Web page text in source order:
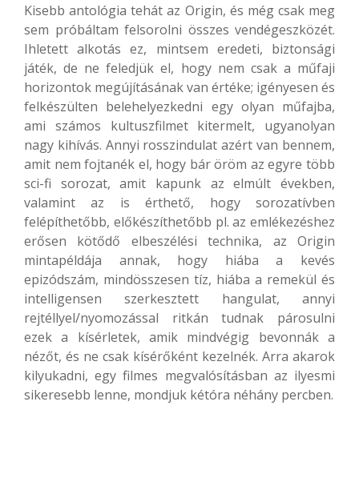
Kisebb antológia tehát az Origin, és még csak meg
sem próbáltam felsorolni összes vendégeszközét.
Ihletett alkotás ez, mintsem eredeti, biztonsági
játék, de ne feledjük el, hogy nem csak a műfaji
horizontok megújításának van értéke; igényesen és
felkészülten belehelyezkedni egy olyan műfajba,
ami számos kultuszfilmet kitermelt, ugyanolyan
nagy kihívás. Annyi rosszindulat azért van bennem,
amit nem fojtanék el, hogy bár öröm az egyre több
sci-fi sorozat, amit kapunk az elmúlt években,
valamint az is érthető, hogy sorozatívben
felépíthetőbb, előkészíthetőbb pl. az emlékezéshez
erősen kötődő elbeszélési technika, az Origin
mintapéldája annak, hogy hiába a kevés
epizódszám, mindösszesen tíz, hiába a remekül és
intelligensen szerkesztett hangulat, annyi
rejtéllyel/nyomozással ritkán tudnak párosulni
ezek a kísérletek, amik mindvégig bevonnák a
nézőt, és ne csak kísérőként kezelnék. Arra akarok
kilyukadni, egy filmes megvalósításban az ilyesmi
sikeresebb lenne, mondjuk kétóra néhány percben.